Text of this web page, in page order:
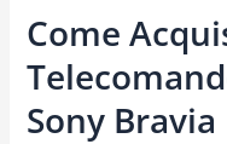
Come
Sony Bravia